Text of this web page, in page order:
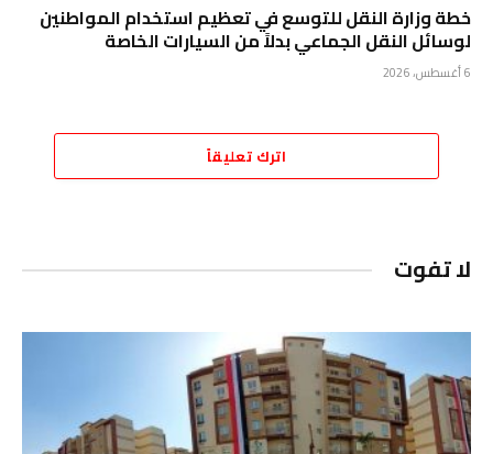
خطة وزارة النقل للتوسع في تعظيم استخدام المواطنين
لوسائل النقل الجماعي بدلاً من السيارات الخاصة
6 أغسطس، 2026
اترك تعليقاً
لا تفوت